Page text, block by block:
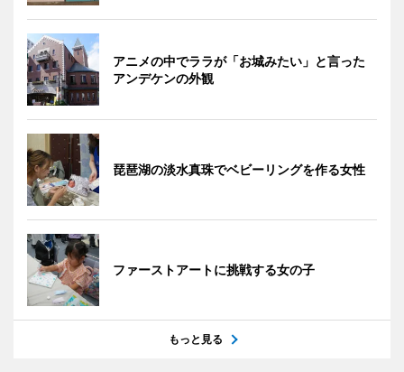
アニメの中でララが「お城みたい」と言った
アンデケンの外観
琵琶湖の淡水真珠でベビーリングを作る女性
ファーストアートに挑戦する女の子
もっと見る